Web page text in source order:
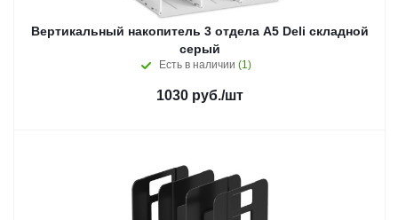
Вертикальный накопитель 3 отдела А5 Deli складной
серый
Есть в наличии (1)
1030 руб./шт